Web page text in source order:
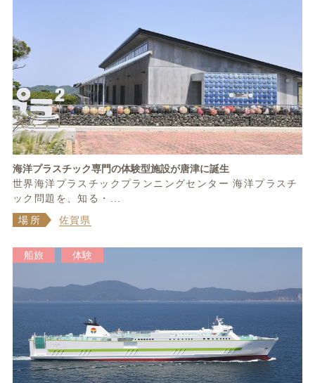
海洋プラスチック専門の体験型施設が唐津に誕生
世界海洋プラスチックプランニングセンター 海洋プラスチ
ック問題を、知る・...
場所
佐賀県
船旅 体験